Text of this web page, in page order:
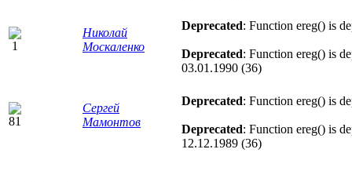
Николай
Москаленко
Deprecated: Function ereg() is
Deprecated: Function ereg() is
03.01.1990 (36)
Сергей
Мамонтов
Deprecated: Function ereg() is
Deprecated: Function ereg() is
12.12.1989 (36)